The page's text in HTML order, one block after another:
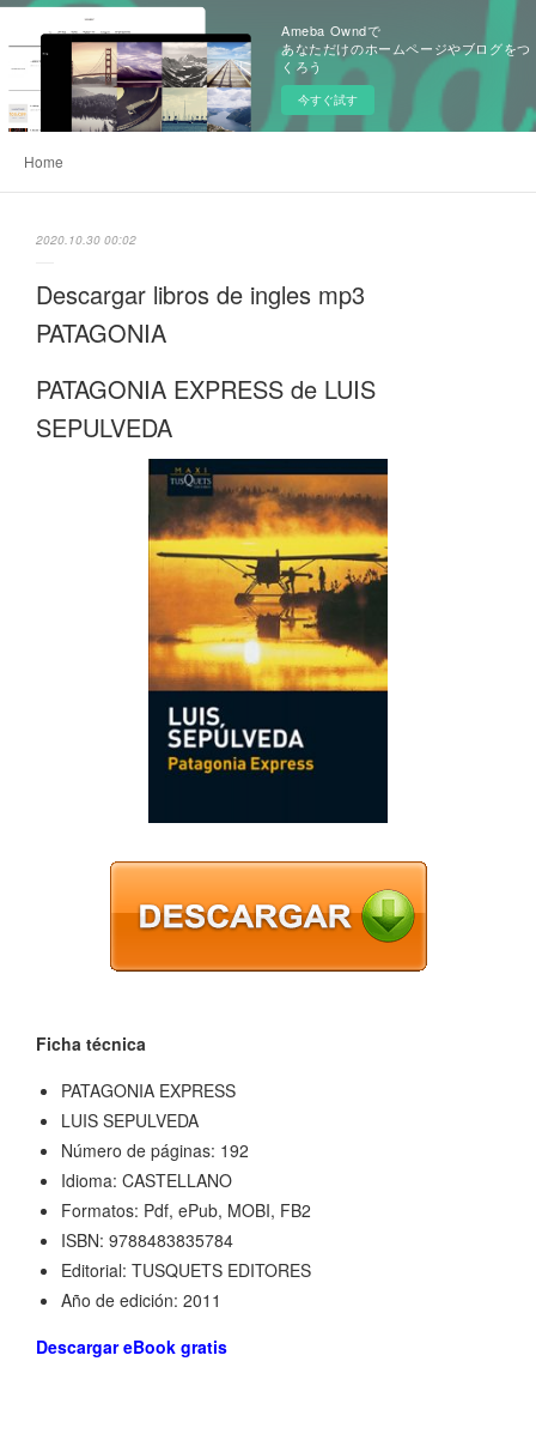
Ameba Owndで
あなただけのホームページやブログをつ
くろう
今すぐ試す
Home
2020.10.30 00:02
Descargar libros de ingles mp3
PATAGONIA
PATAGONIA EXPRESS de LUIS
SEPULVEDA
Ficha técnica
PATAGONIA EXPRESS
LUIS SEPULVEDA
Número de páginas: 192
Idioma: CASTELLANO
Formatos: Pdf, ePub, MOBI, FB2
ISBN: 9788483835784
Editorial: TUSQUETS EDITORES
Año de edición: 2011
Descargar eBook gratis